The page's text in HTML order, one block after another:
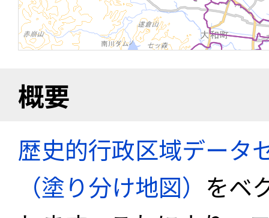
概要
歴史的行政区域データ
（塗り分け地図） をベ